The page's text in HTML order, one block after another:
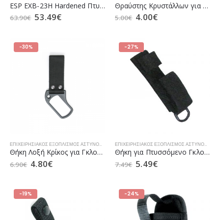
ESP EXB-23H Hardened Πτυσσόμενο Γκλοπ με Περιστρεφόμενη Θήκη σε 2 Χρώματα
63.90€ 53.49€
Θραύστης Κρυστάλλων για γκλοπ με λουράκι
5.00€ 4.00€
-30%
ΕΠΙΧΕΙΡΗΣΙΑΚΌΣ ΕΞΟΠΛΙΣΜΌΣ ΑΣΤΥΝΟΜΊΑΣ ΓΚΛΟΠΣ,ΓΚΛΟΠΣ SECURITY,ΓΚΛΟΠΣ TACTICAL
Θήκη Λοξή Κρίκος για Γκλοπ Tonfa
6.90€ 4.80€
-27%
ΕΠΙΧΕΙΡΗΣΙΑΚΌΣ ΕΞΟΠΛΙΣΜΌΣ ΑΣΤΥΝΟΜΊΑΣ
Θήκη για Πτυσσόμενο Γκλοπ της SURVIVORS
7.49€ 5.49€
-19% -24%